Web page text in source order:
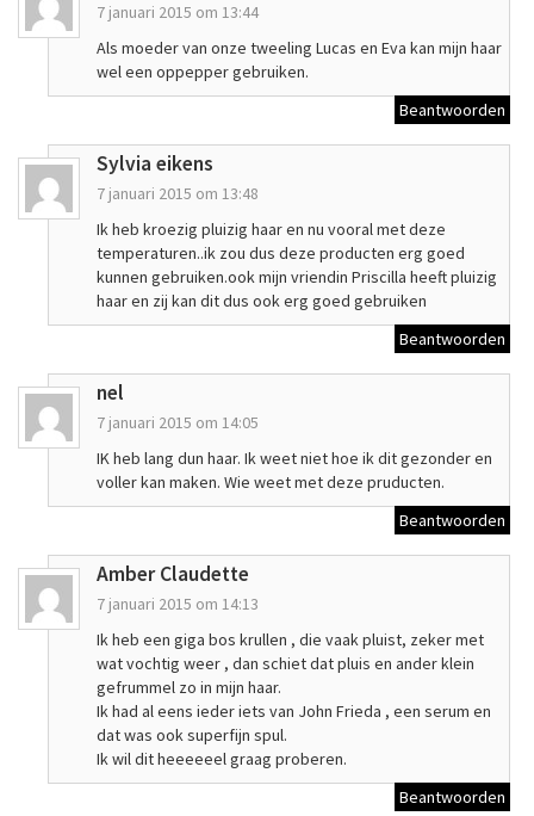
7 januari 2015 om 13:44
Als moeder van onze tweeling Lucas en Eva kan mijn haar
wel een oppepper gebruiken.
Beantwoorden
Sylvia eikens
7 januari 2015 om 13:48
Ik heb kroezig pluizig haar en nu vooral met deze
temperaturen..ik zou dus deze producten erg goed
kunnen gebruiken.ook mijn vriendin Priscilla heeft pluizig
haar en zij kan dit dus ook erg goed gebruiken
Beantwoorden
nel
7 januari 2015 om 14:05
IK heb lang dun haar. Ik weet niet hoe ik dit gezonder en
voller kan maken. Wie weet met deze pruducten.
Beantwoorden
Amber Claudette
7 januari 2015 om 14:13
Ik heb een giga bos krullen , die vaak pluist, zeker met
wat vochtig weer , dan schiet dat pluis en ander klein
gefrummel zo in mijn haar.
Ik had al eens ieder iets van John Frieda , een serum en
dat was ook superfijn spul.
Ik wil dit heeeeeel graag proberen.
Beantwoorden